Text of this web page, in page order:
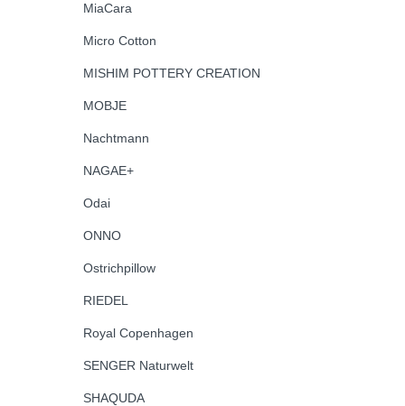
MiaCara
Micro Cotton
MISHIM POTTERY CREATION
MOBJE
Nachtmann
NAGAE+
Odai
ONNO
Ostrichpillow
RIEDEL
Royal Copenhagen
SENGER Naturwelt
SHAQUDA